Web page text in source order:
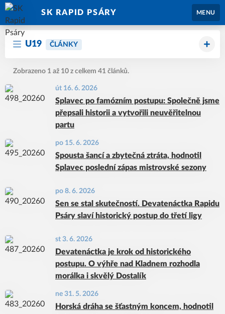
SK RAPID PSÁRY MENU
U19 ČLÁNKY
Zobrazeno 1 až 10 z celkem 41 článků.
út 16. 6. 2026
Splavec po famózním postupu: Společně jsme
přepsali historii a vytvořili neuvěřitelnou
partu
po 15. 6. 2026
Spousta šancí a zbytečná ztráta, hodnotil
Splavec poslední zápas mistrovské sezony
po 8. 6. 2026
Sen se stal skutečností. Devatenáctka Rapidu
Psáry slaví historický postup do třetí ligy
st 3. 6. 2026
Devatenáctka je krok od historického
postupu. O výhře nad Kladnem rozhodla
morálka i skvělý Dostalík
ne 31. 5. 2026
Horská dráha se šťastným koncem, hodnotil